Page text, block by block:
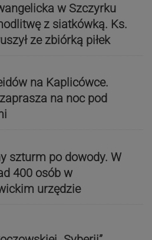
w Szczyrku
z siatkówką. Ks.
ze zbiórką piłek
na Kaplicówce.
na noc pod
szturm po dowody. W
400 osób w
urzędzie